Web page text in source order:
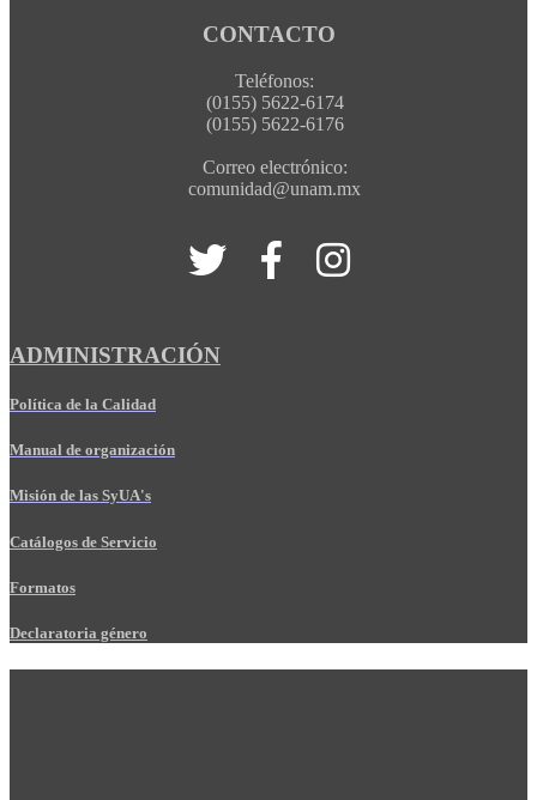
CONTACTO
Teléfonos:
(0155) 5622-6174
(0155) 5622-6176
Correo electrónico:
comunidad@unam.mx
ADMINISTRACIÓN
Política de la Calidad
Manual de organización
Misión de las SyUA's
Catálogos de Servicio
Formatos
Declaratoria género